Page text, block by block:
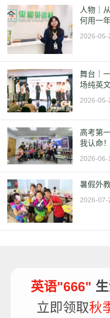
人物｜
何用一
2026-05-
舞台｜
场纯英
2026-05-
高考第
我认命
2026-06-
暑假外
2026-07-
英语"666"
立即领取秋